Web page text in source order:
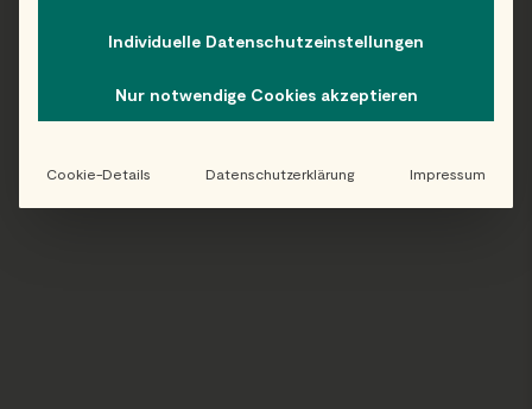
Folge uns auf Instagram!
Individuelle Datenschutzeinstellungen
Nur notwendige Cookies akzeptieren
Cookie-Details Datenschutzerklärung Impressum